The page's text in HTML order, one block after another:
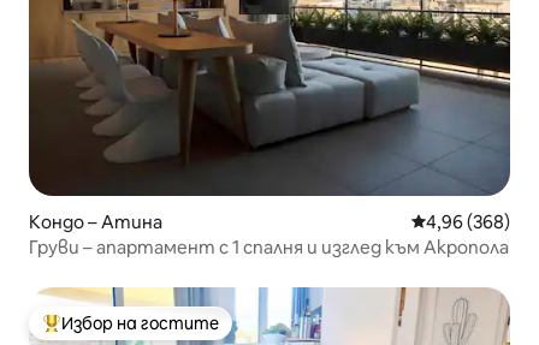
Кондо – Атина Средна
4,96 (368)
Груви – апартамент с 1 спалня и изглед към Акропола
Най-популярен избор на гостите
Избор на гостите